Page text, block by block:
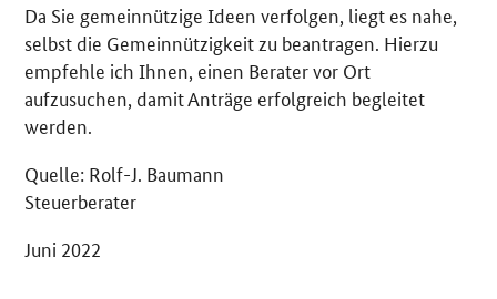
Da Sie gemeinnützige Ideen verfolgen, liegt es nahe,
selbst die Gemeinnützigkeit zu beantragen. Hierzu
empfehle ich Ihnen, einen Berater vor Ort
aufzusuchen, damit Anträge erfolgreich begleitet
werden.
Quelle: Rolf-J. Baumann
Steuerberater
Juni 2022